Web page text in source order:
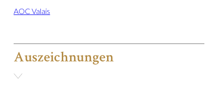
AOC Valais
Auszeichnungen